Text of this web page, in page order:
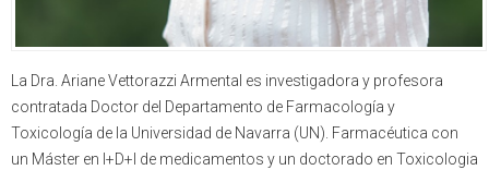
La Dra. Ariane Vettorazzi Armental es investigadora y profesora
contratada Doctor del Departamento de Farmacología y
Toxicología de la Universidad de Navarra (UN). Farmacéutica con
un Máster en I+D+I de medicamentos y un doctorado en Toxicologia